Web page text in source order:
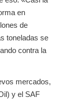
en
de
toneladas se
contra la
mercados,
y el SAF